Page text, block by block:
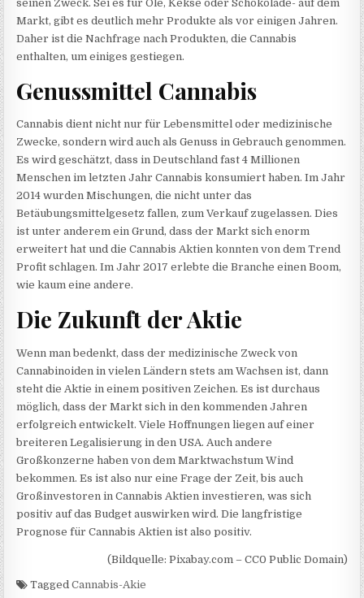
seinen Zweck. Sei es für Öle, Kekse oder Schokolade- auf dem
Markt, gibt es deutlich mehr Produkte als vor einigen Jahren.
Daher ist die Nachfrage nach Produkten, die Cannabis
enthalten, um einiges gestiegen.
Genussmittel Cannabis
Cannabis dient nicht nur für Lebensmittel oder medizinische
Zwecke, sondern wird auch als Genuss in Gebrauch genommen.
Es wird geschätzt, dass in Deutschland fast 4 Millionen
Menschen im letzten Jahr Cannabis konsumiert haben. Im Jahr
2014 wurden Mischungen, die nicht unter das
Betäubungsmittelgesetz fallen, zum Verkauf zugelassen. Dies
ist unter anderem ein Grund, dass der Markt sich enorm
erweitert hat und die Cannabis Aktien konnten von dem Trend
Profit schlagen. Im Jahr 2017 erlebte die Branche einen Boom,
wie kaum eine andere.
Die Zukunft der Aktie
Wenn man bedenkt, dass der medizinische Zweck von
Cannabinoiden in vielen Ländern stets am Wachsen ist, dann
steht die Aktie in einem positiven Zeichen. Es ist durchaus
möglich, dass der Markt sich in den kommenden Jahren
erfolgreich entwickelt. Viele Hoffnungen liegen auf einer
breiteren Legalisierung in den USA. Auch andere
Großkonzerne haben von dem Marktwachstum Wind
bekommen. Es ist also nur eine Frage der Zeit, bis auch
Großinvestoren in Cannabis Aktien investieren, was sich
positiv auf das Budget auswirken wird. Die langfristige
Prognose für Cannabis Aktien ist also positiv.
(Bildquelle: Pixabay.com – CC0 Public Domain)
TaggedCannabis-Akie